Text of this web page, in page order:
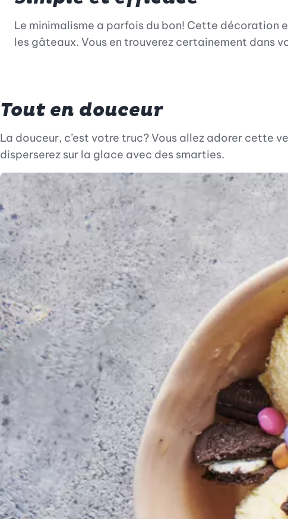
Le minimalisme a parfois du bon! Cette décoration
les gâteaux. Vous en trouverez certainement dans
Tout en douceur
La douceur, c’est votre truc? Vous allez adorer cette
disperserez sur la glace avec des smarties.